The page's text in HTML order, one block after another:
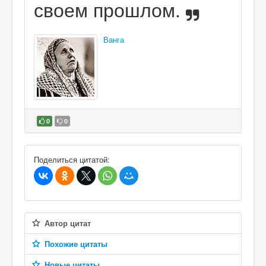
своем прошлом.
Ванга
0 0
В избранное
Поделиться цитатой:
Автор цитат
Похожие цитаты